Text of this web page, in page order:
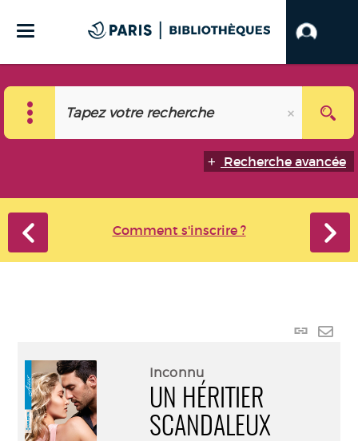
Recherche avancée
Comment s'inscrire ?
Lien
Inconnu
UN HÉRITIER
SCANDALEUX